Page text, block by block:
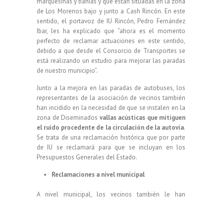
de Los Morenos bajo y junto a Cash Rincón. En este
sentido, el portavoz de IU Rincón, Pedro Fernández
Ibar, les ha explicado que “ahora es el momento
perfecto de reclamar actuaciones en este sentido,
debido a que desde el Consorcio de Transportes se
está realizando un estudio para mejorar las paradas
de nuestro municipio”.
Junto a la mejora en las paradas de autobuses, los
representantes de la asociación de vecinos también
han incidido en la necesidad de que se instalen en la
zona de Diseminados vallas acústicas que mitiguen
el ruido procedente de la circulación de la autovía.
Se trata de una reclamación histórica que por parte
de IU se reclamará para que se incluyan en los
Presupuestos Generales del Estado.
Reclamaciones a nivel municipal
A nivel municipal, los vecinos también le han